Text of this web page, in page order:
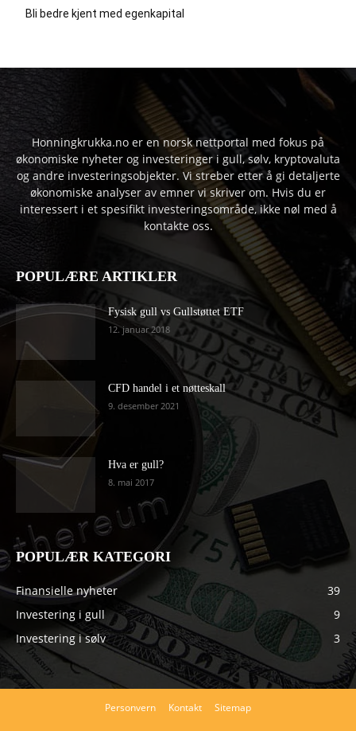
Bli bedre kjent med egenkapital
Honningkrukka.no er en norsk nettportal med fokus på
økonomiske nyheter og investeringer i gull, sølv, kryptovaluta
og andre investeringsobjekter. Vi streber etter å gi detaljerte
økonomiske analyser av emner vi skriver om. Hvis du er
interessert i et spesifikt investeringsområde, ikke nøl med å
kontakte oss.
POPULÆRE ARTIKLER
Fysisk gull vs Gullstøttet ETF
12. januar 2018
CFD handel i et nøtteskall
9. desember 2021
Hva er gull?
8. mai 2017
POPULÆR KATEGORI
Finansielle nyheter
39
Investering i gull
9
Investering i sølv
3
Personvern Kontakt Sitemap